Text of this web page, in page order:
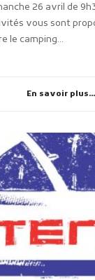
26 avril de
vous sont
le camping...
En savoir plus...